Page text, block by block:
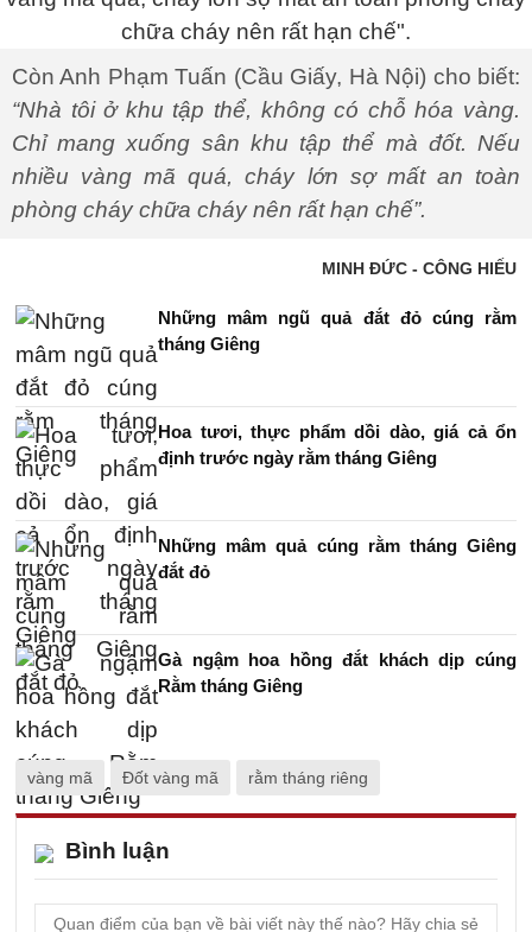
Còn Anh Phạm Tuấn (Cầu Giấy, Hà Nội) cho biết:
“Nhà tôi ở khu tập thể, không có chỗ hóa vàng.
Chỉ mang xuống sân khu tập thể mà đốt. Nếu
nhiều vàng mã quá, cháy lớn sợ mất an toàn
phòng cháy chữa cháy nên rất hạn chế”.
MINH ĐỨC - CÔNG HIẾU
Những mâm ngũ quả đắt đỏ cúng rằm
tháng Giêng
Hoa tươi, thực phẩm dồi dào, giá cả ổn
định trước ngày rằm tháng Giêng
Những mâm quả cúng rằm tháng Giêng
đắt đỏ
Gà ngậm hoa hồng đắt khách dịp cúng
Rằm tháng Giêng
vàng mã Đốt vàng mã rằm tháng riêng
Bình luận